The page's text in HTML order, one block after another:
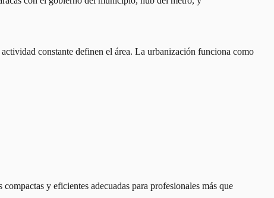
constante definen el área. La urbanización funciona como
y eficientes adecuadas para profesionales más que